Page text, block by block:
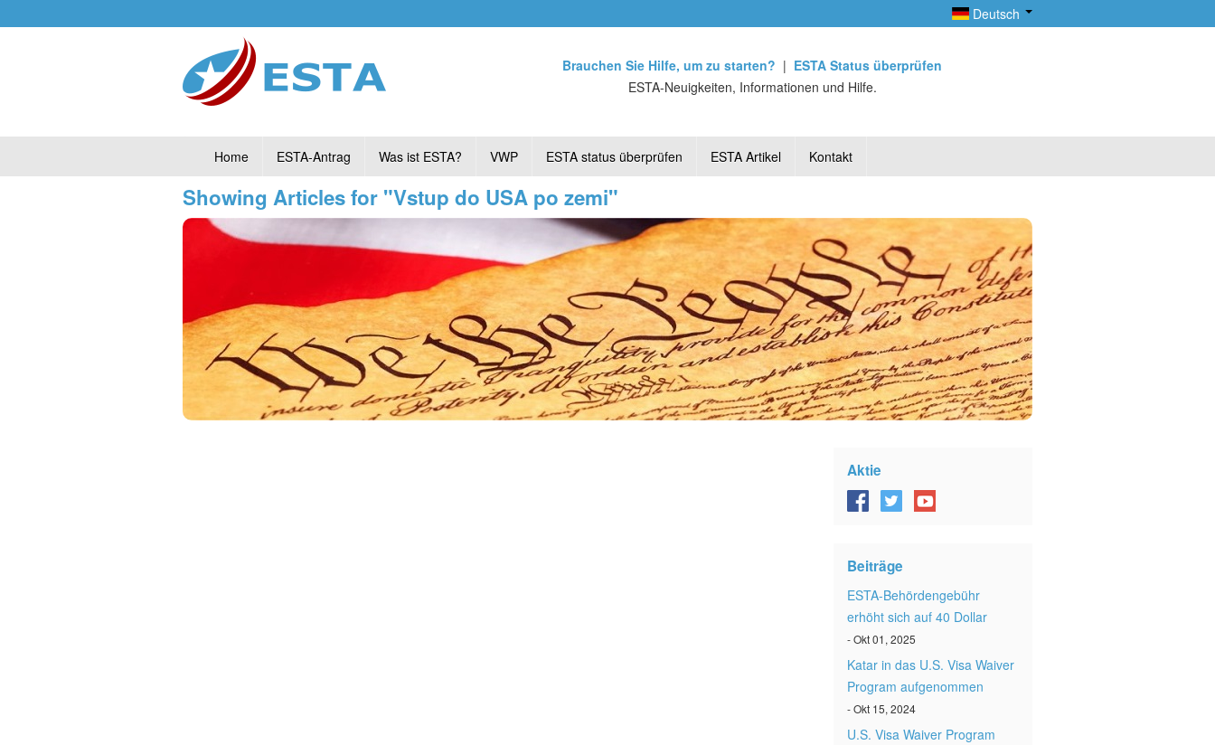
Deutsch
Brauchen Sie Hilfe, um zu starten? | ESTA Status überprüfen
ESTA-Neuigkeiten, Informationen und Hilfe.
Home ESTA-Antrag Was ist ESTA? VWP ESTA status überprüfen ESTA Artikel Kontakt
Showing Articles for "Vstup do USA po zemi"
Aktie
Beiträge
ESTA-Behördengebühr
erhöht sich auf 40 Dollar
- Okt 01, 2025
Katar in das U.S. Visa Waiver
Program aufgenommen
- Okt 15, 2024
U.S. Visa Waiver Program